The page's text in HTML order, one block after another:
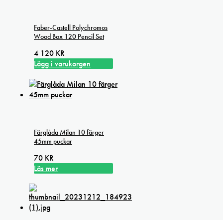
Faber-Castell Polychromos
Wood Box 120 Pencil Set
4 120 KR
Lägg i varukorgen
Färglåda Milan 10 färger
45mm puckar
70 KR
Läs mer